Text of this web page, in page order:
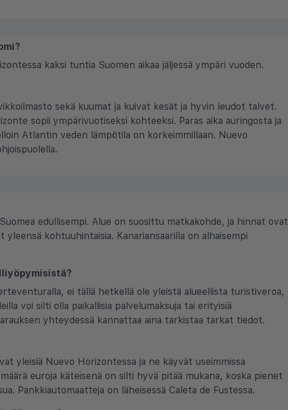
kaksi tuntia Suomen aikaa jäljessä ympäri vuoden.
sekä kuumat ja kuivat kesät ja hyvin leudot talvet.
sopii ympärivuotiseksi kohteeksi. Paras aika auringosta ja
Atlantin veden lämpötila on korkeimmillaan. Nuevo
edullisempi. Alue on suosittu matkakohde, ja hinnat ovat
kohtuuhintaisia. Kanariansaarilla on alhaisempi
ei tällä hetkellä ole yleistä alueellista turistiveroa,
voi silti olla paikallisia palvelumaksuja tai erityisiä
yhteydessä kannattaa aina tarkistaa tarkat tiedot.
yleisiä Nuevo Horizontessa ja ne käyvät useimmissa
euroja käteisenä on silti hyvä pitää mukana, koska pienet
Pankkiautomaatteja on läheisessä Caleta de Fustessa.